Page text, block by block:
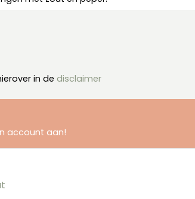
in de disclaimer
account aan!